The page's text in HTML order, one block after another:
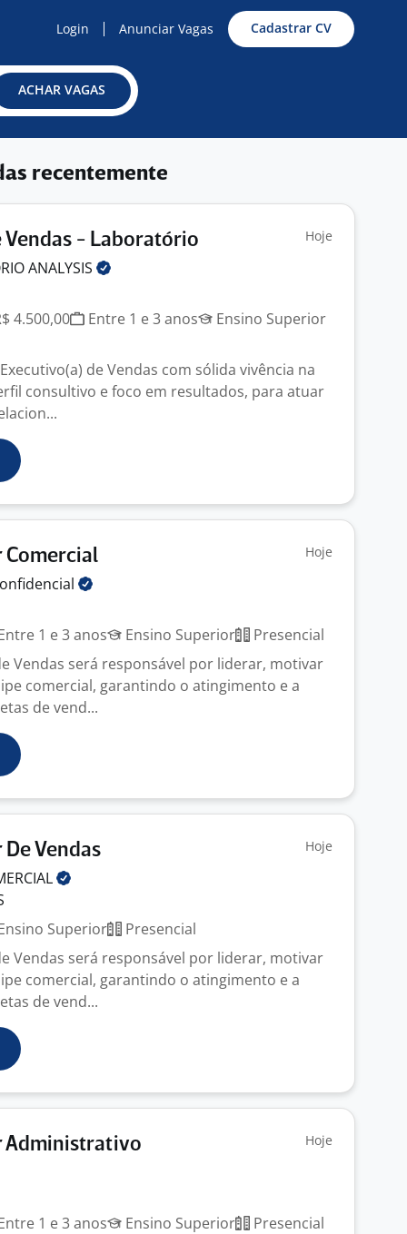
Login Anunciar Vagas Cadastrar CV
ACHAR VAGAS
recentemente
Vendas - Laboratório Hoje
ANALYSIS
4.500,00 Entre 1 e 3 anos Ensino Superior
de Vendas com sólida vivência na
consultivo e foco em resultados, para atuar
Comercial Hoje
1 e 3 anos Ensino Superior
Presencial
Vendas será responsável por liderar, motivar
comercial, garantindo o atingimento e a
de vend...
Vendas Hoje
Superior
Presencial
Vendas será responsável por liderar, motivar
comercial, garantindo o atingimento e a
de vend...
Administrativo Hoje
1 e 3 anos Ensino Superior
Presencial